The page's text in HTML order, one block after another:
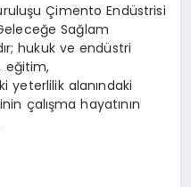
Çimento Endüstrisi
Sağlam
hukuk ve endüstri
eğitim,
yeterlilik alanındaki
çalışma hayatının